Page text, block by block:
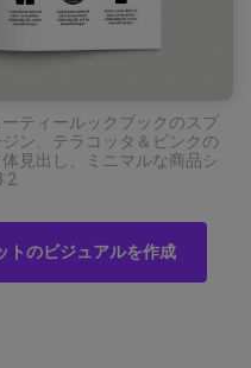
ティールックブックのスプ
ン、テラコッタ＆ピンクの
見出し、ミニマルな商品シ
トのビジュアルを作成